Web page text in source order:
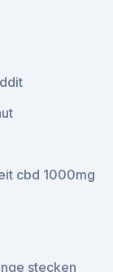
cbd 1000mg
stecken